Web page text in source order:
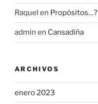
Raquel en Propósitos…?
admin en Cansadiña
ARCHIVOS
enero 2023